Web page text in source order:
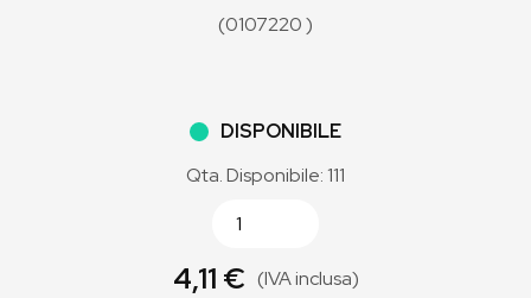
(0107220 )
DISPONIBILE
Qta. Disponibile: 111
4,11 € (IVA inclusa)